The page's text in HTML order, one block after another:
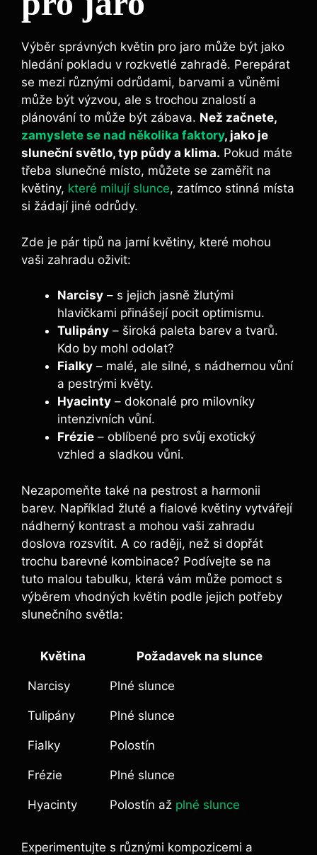
Výběr správných květin pro jaro může být jako
hledání pokladu v rozkvetlé zahradě. Perepárat
se mezi různými odrůdami, barvami a vůněmi
může být výzvou, ale s trochou znalostí a
plánování to může být zábava. Než začnete,
zamyslete se nad několika faktory, jako je
sluneční světlo, typ půdy a klima. Pokud máte
třeba slunečné místo, můžete se zaměřit na
květiny, které milují slunce, zatímco stinná místa
si žádají jiné odrůdy.
Zde je pár tipů na jarní květiny, které mohou
vaši zahradu oživit:
Narcisy – s jejich jasně žlutými
hlavičkami přinášejí pocit optimismu.
Tulipány – široká paleta barev a tvarů.
Kdo by mohl odolat?
Fialky – malé, ale silné, s nádhernou vůní
a pestrými květy.
Hyacinty – dokonalé pro milovníky
intenzivních vůní.
Frézie – oblíbené pro svůj exotický
vzhled a sladkou vůni.
Nezapomeňte také na pestrost a harmonii
barev. Například žluté a fialové květiny vytvářejí
nádherný kontrast a mohou vaši zahradu
doslova rozsvítit. A co raději, než si dopřát
trochu barevné kombinace? Podívejte se na
tuto malou tabulku, která vám může pomoct s
výběrem vhodných květin podle jejich potřeby
slunečního světla:
Květina Požadavek na slunce
Narcisy Plné slunce
Tulipány Plné slunce
Fialky Polostín
Frézie Plné slunce
Hyacinty Polostín až plné slunce
Experimentujte s různými kompozicemi a